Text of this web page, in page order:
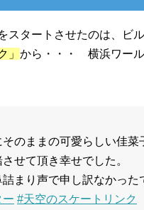
スタートさせたのは、ビ
」 から・・・ 横浜ワール
のままの可愛らしい佳菜
せて頂き幸せでした。
詰まり声で申し訳なかった
ー #天空のスケートリンク